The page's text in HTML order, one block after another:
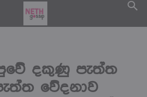
දකුණු පැත්ත
වේදනාව